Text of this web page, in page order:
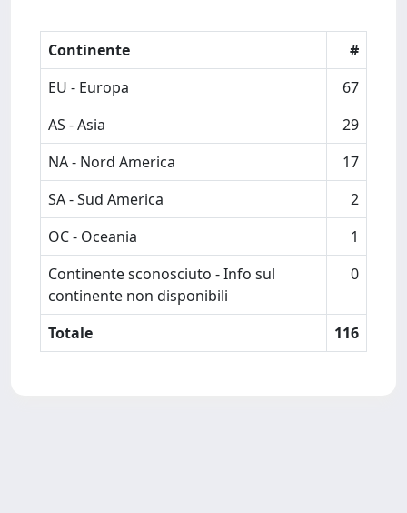
Continente
#
EU - Europa
67
AS - Asia
29
NA - Nord America
17
SA - Sud America
2
OC - Oceania
1
Continente sconosciuto - Info sul
continente non disponibili
0
Totale 116